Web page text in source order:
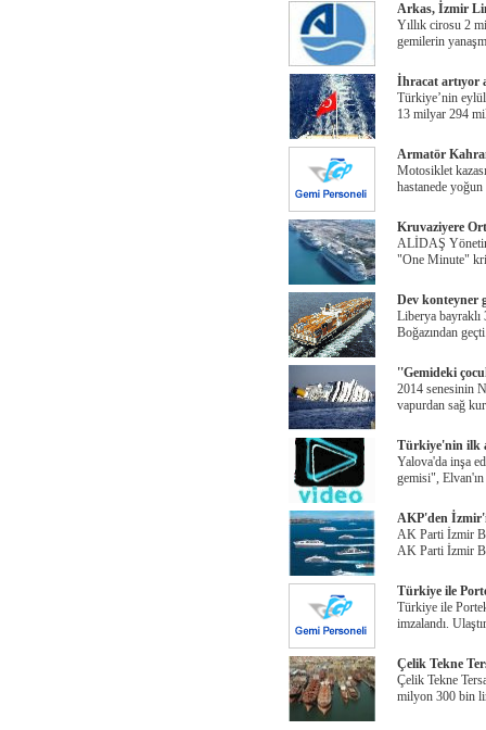
Arkas, İzmir
Yıllık cirosu 2
gemilerin
İhracat artıyor
Türkiye’nin eylül
13 milyar 294
Armatör
Motosiklet
hastanede
Kruvaziyere
ALİDAŞ
"One Minute"
Dev konteyner
Liberya bayraklı
Boğazından
''Gemideki
2014 senesinin
vapurdan sağ
Türkiye'nin ilk
Yalova'da inşa
gemisi",
AKP'den
AK Parti İzmir
AK Parti İzmir
Türkiye ile
Türkiye ile
imzalandı.
Çelik Tekne
Çelik Tekne
milyon 300 bin